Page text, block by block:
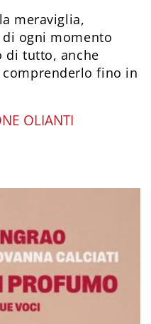
meraviglia,
ogni momento
di tutto, anche
fino in
OLIANTI